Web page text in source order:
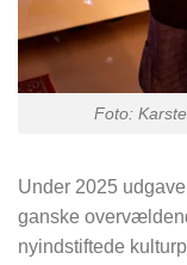
Foto:
Under 2025
ganske
nyindstiftede